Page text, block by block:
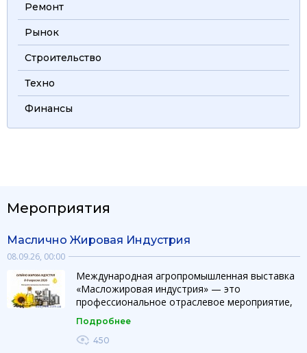
Ремонт
Рынок
Строительство
Техно
Финансы
Мероприятия
Маслично Жировая Индустрия
08.09.26, 00:00
Международная агропромышленная выставка
«Масложировая индустрия» — это
профессиональное отраслевое мероприятие,
объединяющее производителей, поставщиков
оборудования, технологий и ингредиентов для
производства и переработки растительных
Подробнее
450